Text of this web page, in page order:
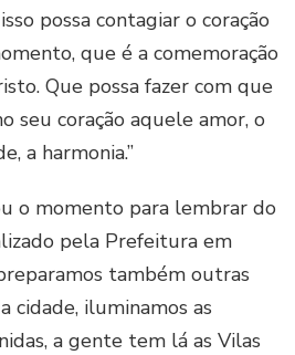
possa contagiar o coração
que é a comemoração
Que possa fazer com que
seu coração aquele amor, o
a harmonia.”
o momento para lembrar do
pela Prefeitura em
também outras
cidade, iluminamos as
a gente tem lá as Vilas